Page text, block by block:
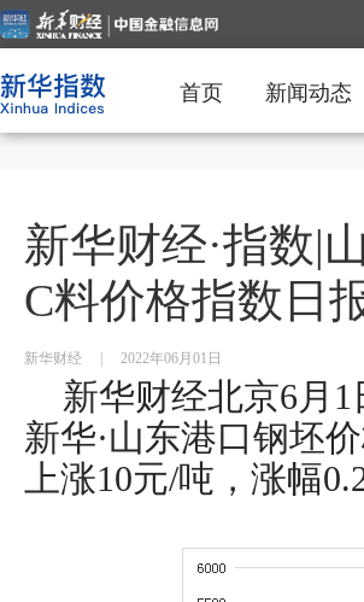
首页 新闻动态
新华财经·指数|
C料价格指数日
新华财经 2022年06月01日
新华财经北京6月 1
新华·山东港口钢坯
上涨10元/吨，涨幅